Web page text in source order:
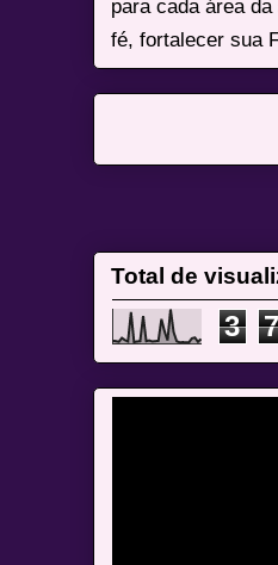
para cada área
fé, fortalecer sua
Total de
3 7